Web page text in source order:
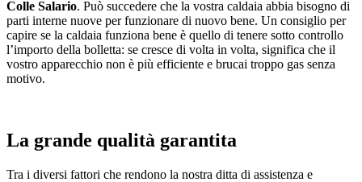
Colle Salario. Può succedere che la vostra caldaia abbia bisogno di
parti interne nuove per funzionare di nuovo bene. Un consiglio per
capire se la caldaia funziona bene è quello di tenere sotto controllo
l’importo della bolletta: se cresce di volta in volta, significa che il
vostro apparecchio non è più efficiente e brucai troppo gas senza
motivo.
La grande qualità garantita
Tra i diversi fattori che rendono la nostra ditta di assistenza e